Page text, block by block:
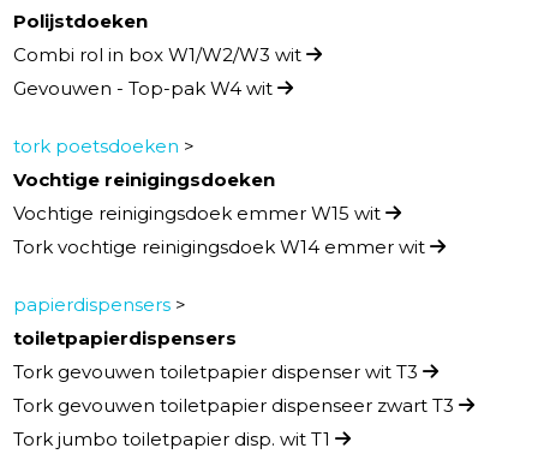
Polijstdoeken
Combi rol in box W1/W2/W3 wit
Gevouwen - Top-pak W4 wit
tork poetsdoeken >
Vochtige reinigingsdoeken
Vochtige reinigingsdoek emmer W15 wit
Tork vochtige reinigingsdoek W14 emmer wit
papierdispensers >
toiletpapierdispensers
Tork gevouwen toiletpapier dispenser wit T3
Tork gevouwen toiletpapier dispenseer zwart T3
Tork jumbo toiletpapier disp. wit T1